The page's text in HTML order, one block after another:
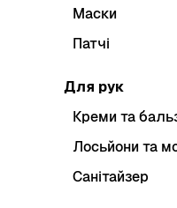
Маски
Патчі
Для рук
Креми та
Лосьйони та
Санітайзер